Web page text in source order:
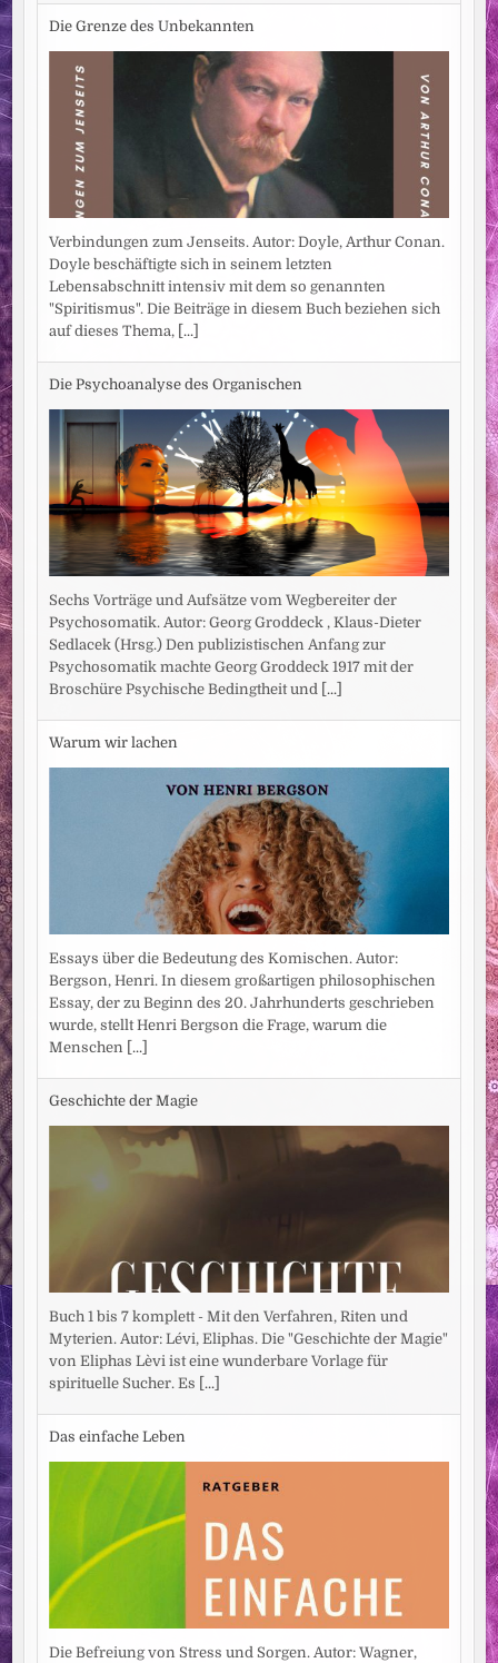
Die Grenze des Unbekannten
Verbindungen zum Jenseits. Autor: Doyle, Arthur Conan.
Doyle beschäftigte sich in seinem letzten
Lebensabschnitt intensiv mit dem so genannten
"Spiritismus". Die Beiträge in diesem Buch beziehen sich
auf dieses Thema, [...]
Die Psychoanalyse des Organischen
Sechs Vorträge und Aufsätze vom Wegbereiter der
Psychosomatik. Autor: Georg Groddeck , Klaus-Dieter
Sedlacek (Hrsg.) Den publizistischen Anfang zur
Psychosomatik machte Georg Groddeck 1917 mit der
Broschüre Psychische Bedingtheit und [...]
Warum wir lachen
Essays über die Bedeutung des Komischen. Autor:
Bergson, Henri. In diesem großartigen philosophischen
Essay, der zu Beginn des 20. Jahrhunderts geschrieben
wurde, stellt Henri Bergson die Frage, warum die
Menschen [...]
Geschichte der Magie
Buch 1 bis 7 komplett - Mit den Verfahren, Riten und
Myterien. Autor: Lévi, Eliphas. Die "Geschichte der Magie"
von Eliphas Lèvi ist eine wunderbare Vorlage für
spirituelle Sucher. Es [...]
Das einfache Leben
Die Befreiung von Stress und Sorgen. Autor: Wagner,